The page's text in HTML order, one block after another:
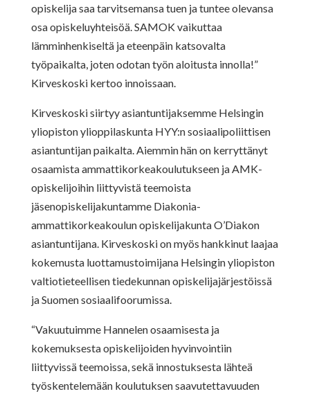
opiskelija saa tarvitsemansa tuen ja tuntee olevansa
osa opiskeluyhteisöä. SAMOK vaikuttaa
lämminhenkiseltä ja eteenpäin katsovalta
työpaikalta, joten odotan työn aloitusta innolla!”
Kirveskoski kertoo innoissaan.
Kirveskoski siirtyy asiantuntijaksemme Helsingin
yliopiston ylioppilaskunta HYY:n sosiaalipoliittisen
asiantuntijan paikalta. Aiemmin hän on kerryttänyt
osaamista ammattikorkeakoulutukseen ja AMK-
opiskelijoihin liittyvistä teemoista
jäsenopiskelijakuntamme Diakonia-
ammattikorkeakoulun opiskelijakunta O’Diakon
asiantuntijana. Kirveskoski on myös hankkinut laajaa
kokemusta luottamustoimijana Helsingin yliopiston
valtiotieteellisen tiedekunnan opiskelijajärjestöissä
ja Suomen sosiaalifoorumissa.
“Vakuutuimme Hannelen osaamisesta ja
kokemuksesta opiskelijoiden hyvinvointiin
liittyvissä teemoissa, sekä innostuksesta lähteä
työskentelemään koulutuksen saavutettavuuden